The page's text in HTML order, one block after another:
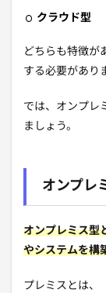
クラウド型
どちらも特徴が
する必要があり
では、オンプレ
ましょう。
オンプレ
オンプレミス型
やシステムを構
プレミスとは、